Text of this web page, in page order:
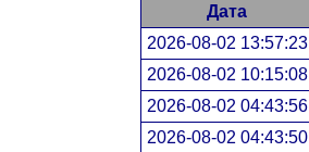
Дата
2026-08-02 13:57:23
2026-08-02 10:15:08
2026-08-02 04:43:56
2026-08-02 04:43:50